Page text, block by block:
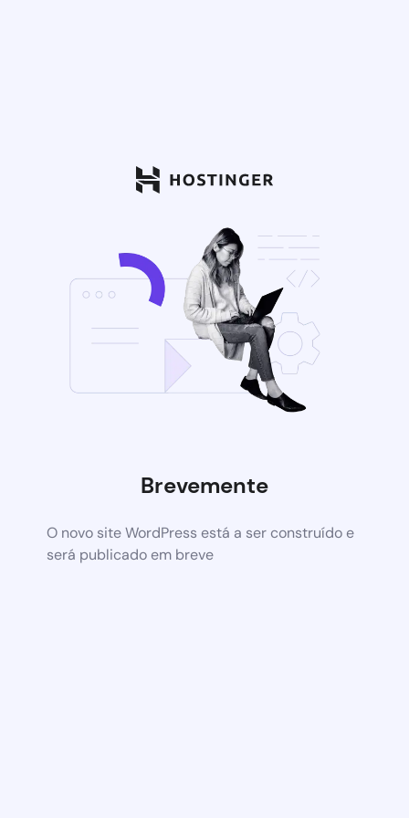
Brevemente
O novo site WordPress está a ser construído e
será publicado em breve